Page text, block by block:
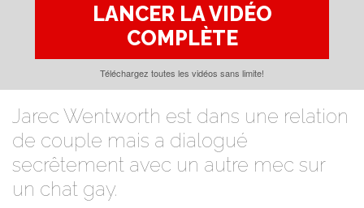
LANCER LA VIDÉO
COMPLÈTE
Téléchargez toutes les vidéos sans limite!
Jarec Wentworth est dans une relation
de couple mais a dialogué
secrêtement avec un autre mec sur
un chat gay.